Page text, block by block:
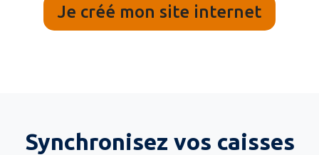
Je créé mon site internet
Synchronisez vos caisses